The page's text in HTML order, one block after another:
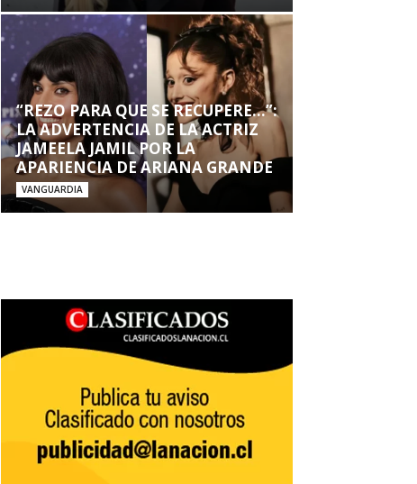
“REZO PARA QUE SE RECUPERE…”:
LA ADVERTENCIA DE LA ACTRIZ
JAMEELA JAMIL POR LA
APARIENCIA DE ARIANA GRANDE
VANGUARDIA